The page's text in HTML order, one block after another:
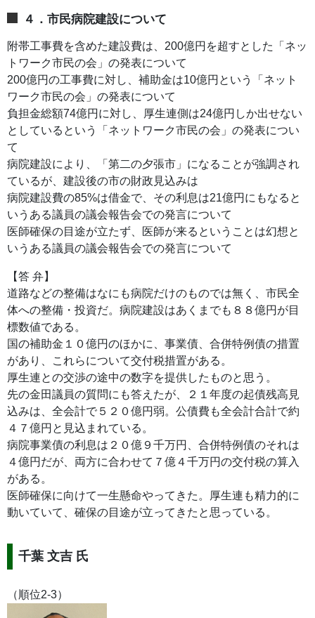
４．市民病院建設について
附帯工事費を含めた建設費は、200億円を超すとした「ネッ
トワーク市民の会」の発表について
200億円の工事費に対し、補助金は10億円という「ネット
ワーク市民の会」の発表について
負担金総額74億円に対し、厚生連側は24億円しか出せない
としているという「ネットワーク市民の会」の発表につい
て
病院建設により、「第二の夕張市」になることが強調され
ているが、建設後の市の財政見込みは
病院建設費の85%は借金で、その利息は21億円にもなると
いうある議員の議会報告会での発言について
医師確保の目途が立たず、医師が来るということは幻想と
いうある議員の議会報告会での発言について
【答 弁】
道路などの整備はなにも病院だけのものでは無く、市民全
体への整備・投資だ。病院建設はあくまでも８８億円が目
標数値である。
国の補助金１０億円のほかに、事業債、合併特例債の措置
があり、これらについて交付税措置がある。
厚生連との交渉の途中の数字を提供したものと思う。
先の金田議員の質問にも答えたが、２１年度の起債残高見
込みは、全会計で５２０億円弱。公債費も全会計合計で約
４７億円と見込まれている。
病院事業債の利息は２０億９千万円、合併特例債のそれは
４億円だが、両方に合わせて７億４千万円の交付税の算入
がある。
医師確保に向けて一生懸命やってきた。厚生連も精力的に
動いていて、確保の目途が立ってきたと思っている。
千葉 文吉 氏
（順位2-3）